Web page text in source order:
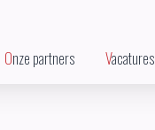
Onze partners Vacatures